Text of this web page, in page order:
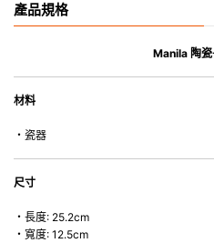
• 可用於洗碗機。
• 合乎食用安全的塗層表面，幾乎不黏，
*不可直接用於熱源上
產品規格
Manila 陶瓷
材料
・瓷器
尺寸
・長度: 25.2cm
・寬度: 12.5cm